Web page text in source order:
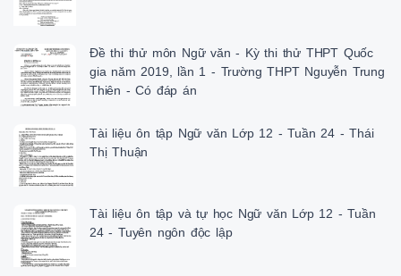
phương án trả lời thích hợp cách nói chủ ý vi phạm một (hoặc một số)
(SGK) châm hội thoại nào đó, sử dụng các hành động nói
vụ thừa hoặc thiếu thông tin mà đề tài yêu cầu; chủ ý vi
- B3: HS báo cáo kết quả phạm phương châm quan hệ, đi chệch đề tài
- B4: GV nhận xét, chốt tiếp; chủ ý vi phạm phản cách thức, nói mập mờ,
 3.LUYỆN TẬP ( 5 phút)
Hoạt động của GV - HS Kiến thức cần đạt
-B1: GV giao nhiệm vụ: Trả lời:
Câu hỏi 1: Thế nào là hàm ý? [1]='a'
trong câu nhưng có thể suy ra được từ những từ ngữ ấy. [3]='b'
b. Là những ý ẩn trong câu nói (viết) mà nguời nói (viết) tin
tưởng rằng người nghe (đọc) sẽ suy đóan ra được .
Đề thi thử môn Ngữ văn - Kỳ thi thử THPT Quốc
gia năm 2019, lần 1 - Trường THPT Nguyễn Trung
Thiên - Có đáp án
Tài liệu ôn tập Ngữ văn Lớp 12 - Tuần 24 - Thái
Thị Thuận
Tài liệu ôn tập và tự học Ngữ văn Lớp 12 - Tuần
24 - Tuyên ngôn độc lập